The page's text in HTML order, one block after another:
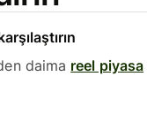
daima reel piyasa